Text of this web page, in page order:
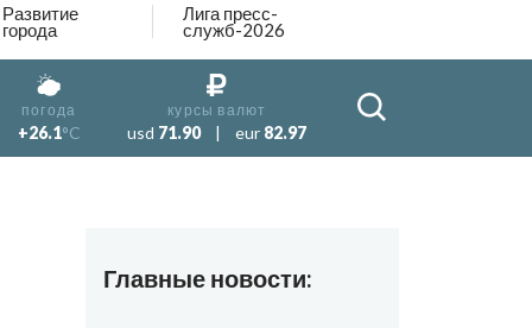
Развитие
города
Лига пресс-
служб-2026
погода
+26.1°C
курсы валют
usd 71.90 | eur 82.97
Главные новости: